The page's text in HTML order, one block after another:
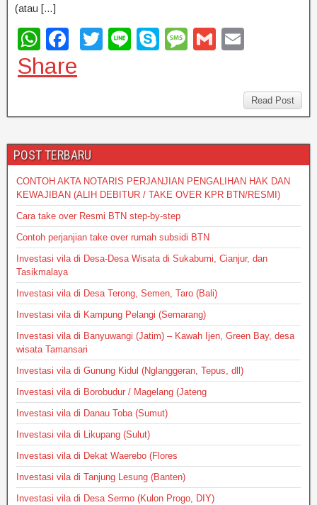
(atau […]
W
h
at
p
p
a
c
o
o
k
T
Li
S
M
e
G
Share
Read Post
POST TERBARU
CONTOH AKTA NOTARIS PERJANJIAN PENGALIHAN HAK DAN
KEWAJIBAN (ALIH DEBITUR / TAKE OVER KPR BTN/RESMI)
Cara take over Resmi BTN step-by-step
Contoh perjanjian take over rumah subsidi BTN
Investasi vila di Desa-Desa Wisata di Sukabumi, Cianjur, dan
Tasikmalaya
Investasi vila di Desa Terong, Semen, Taro (Bali)
Investasi vila di Kampung Pelangi (Semarang)
Investasi vila di Banyuwangi (Jatim) – Kawah Ijen, Green Bay, desa
wisata Tamansari
Investasi vila di Gunung Kidul (Nglanggeran, Tepus, dll)
Investasi vila di Borobudur / Magelang (Jateng
Investasi vila di Danau Toba (Sumut)
Investasi vila di Likupang (Sulut)
Investasi vila di Dekat Waerebo (Flores
Investasi vila di Tanjung Lesung (Banten)
Investasi vila di Desa Sermo (Kulon Progo, DIY)